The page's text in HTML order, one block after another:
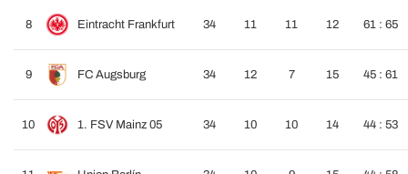
8 Eintracht Frankfurt 34 11 11 12 61 : 65
9 FC Augsburg 34 12 7 15 45 : 61
10 1. FSV Mainz 05 34 10 10 14 44 : 53